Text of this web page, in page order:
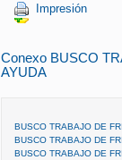
Impresión
Conexo BUSCO
AYUDA
BUSCO TRABAJO DE
BUSCO TRABAJO DE
BUSCO TRABAJO DE